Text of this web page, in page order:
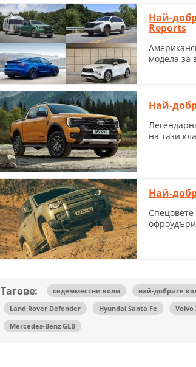
Най-
Reports
модела за
Най-
на тази
Най-
Тагове: седемместни коли най-добрите
Land Rover Defender
Hyundai Santa Fe Volvo
Mercedes-Benz GLB